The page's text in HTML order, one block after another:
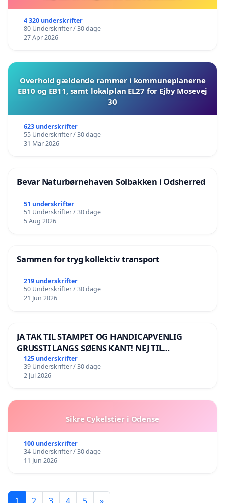
4 320 underskrifter
80 Underskrifter / 30 dage
27 Apr 2026
Overhold gældende rammer i kommuneplanerne
EB10 og EB11, samt lokalplan EL27 for Ejby Mosevej
30
623 underskrifter
55 Underskrifter / 30 dage
31 Mar 2026
Bevar Naturbørnehaven Solbakken i Odsherred
51 underskrifter
51 Underskrifter / 30 dage
5 Aug 2026
Sammen for tryg kollektiv transport
219 underskrifter
50 Underskrifter / 30 dage
21 Jun 2026
JA TAK TIL STAMPET OG HANDICAPVENLIG
GRUSSTI LANGS SØENS KANT! NEJ TIL
BOARDWALK VÆK FRA SØEN
125 underskrifter
39 Underskrifter / 30 dage
2 Jul 2026
Sikre Cykelstier i Odense
100 underskrifter
34 Underskrifter / 30 dage
11 Jun 2026